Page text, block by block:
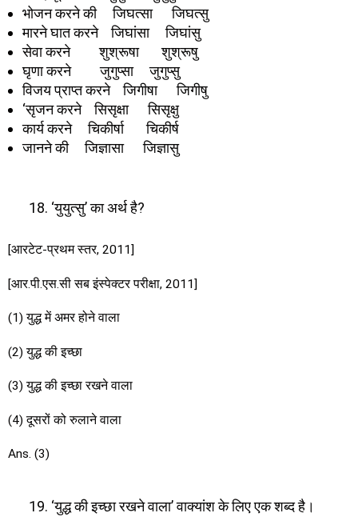
भोजन करने की जिघत्सा जिघत्सु
मारने घात करने जिघांसा जिघांसु
सेवा करने शुश्रूषा शुश्रूषु
घृणा करने जुगुप्सा जुगुप्सु
विजय प्राप्त करने जिगीषा जिगीषु
‘सृजन करने सिसृक्षा सिसृक्षु
कार्य करने चिकीर्षा चिकीर्ष
जानने की जिज्ञासा जिज्ञासु
‘युयुत्सु’ का अर्थ है?
[आरटेट-प्रथम स्तर, 2011]
[आर.पी.एस.सी सब इंस्पेक्टर परीक्षा, 2011]
(1) युद्ध में अमर होने वाला
(2) युद्ध की इच्छा
(3) युद्ध की इच्छा रखने वाला
(4) दूसरों को रुलाने वाला
Ans. (3)
‘युद्ध की इच्छा रखने वाला’ वाक्यांश के लिए एक शब्द है।